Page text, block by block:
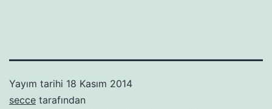
Yayım tarihi 18 Kasım 2014
secce tarafından